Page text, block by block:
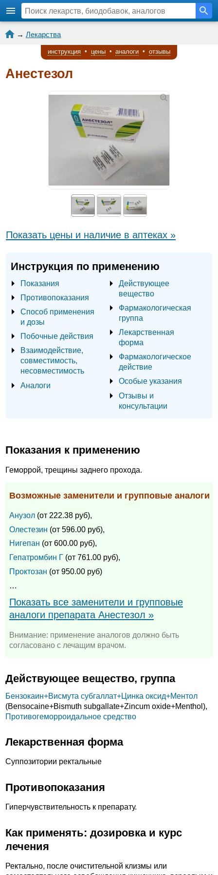
→ Лекарства
инструкция • цены • аналоги • отзывы
Анестезол
Показать цены и наличие в аптеках »
Инструкция по применению
Показания
Противопоказания
Способ применения
и дозы
Побочные действия
Взаимодействие,
совместимость,
несовместимость
Аналоги
Действующее
вещество
Фармакологическая
группа
Лекарственная
форма
Фармакологическое
действие
Особые указания
Отзывы и
консультации
Показания к применению
Геморрой, трещины заднего прохода.
Возможные заменители и групповые аналоги
Анузол (от 222.38 руб),
Олестезин (от 596.00 руб),
Нигепан (от 600.00 руб),
Гепатромбин Г (от 761.00 руб),
Проктозан (от 950.00 руб)
…
Показать все заменители и групповые
аналоги препарата Анестезол »
Внимание: применение аналогов должно быть
согласовано с лечащим врачом.
Действующее вещество, группа
Бензокаин+Висмута субгаллат+Цинка оксид+Ментол
(Bensocaine+Bismuth subgallate+Zincum oxide+Menthol),
Противогеморроидальное средство
Лекарственная форма
Суппозитории ректальные
Противопоказания
Гиперчувствительность к препарату.
Как применять: дозировка и курс
лечения
Ректально, после очистительной клизмы или